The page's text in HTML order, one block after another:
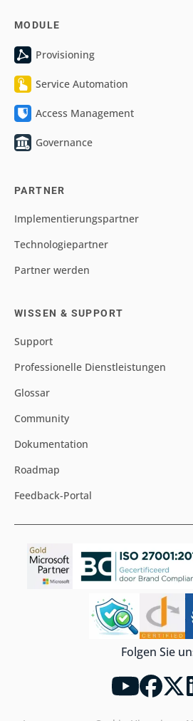
MODULE
Provisioning
Service Automation
Access Management
Governance
PARTNER
Implementierungspartner
Technologiepartner
Partner werden
WISSEN & SUPPORT
Support
Professionelle Dienstleistungen
Glossar
Community
Dokumentation
Roadmap
Feedback-Portal
Folgen Sie